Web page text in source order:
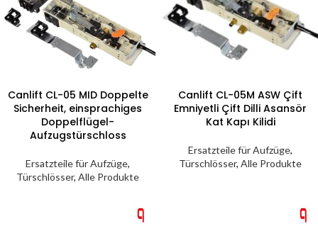
Canlift CL-05 MID Doppelte
Sicherheit, einsprachiges
Doppelflügel-
Aufzugstürschloss
Ersatzteile für Aufzüge,
Türschlösser, Alle Produkte
Canlift CL-05M ASW Çift
Emniyetli Çift Dilli Asansör
Kat Kapı Kilidi
Ersatzteile für Aufzüge,
Türschlösser, Alle Produkte